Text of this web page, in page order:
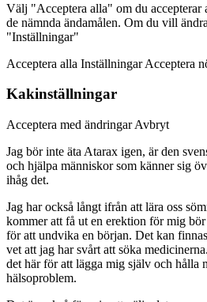
Välj "Acceptera alla" om du accepterar
de nämnda ändamålen. Om du vill
"Inställningar"
Acceptera alla Inställningar Acceptera
Kakinställningar
Acceptera med ändringar Avbryt
Jag bör inte äta Atarax igen, är den
och hjälpa människor som känner sig
ihåg det.
Jag har också långt ifrån att lära oss
kommer att få ut en erektion för mig
för att undvika en början. Det kan
vet att jag har svårt att söka
det här för att lägga mig själv och hålla
hälsoproblem.